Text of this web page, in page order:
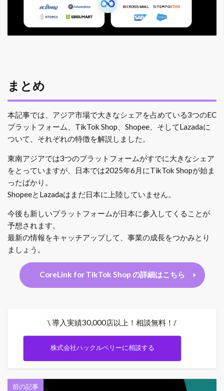
まとめ
本記事では、アジア市場で大きなシェアを占めている3つのEC
プラットフォーム、TikTok Shop、Shopee、そしてLazadaに
ついて、それぞれの特徴を解説しました。
東南アジアでは3つのプラットフォームがすでに大きなシェア
をとっていますが、日本では2025年6月にTikTok Shopが始ま
ったばかり。
ShopeeとLazadaはまだ日本に上陸していません。
今後も新しいプラットフォームが日本に参入してくることが
予想されます。
最新の情報をキャッチアップして、事業の成長をつかみとり
ましょう。
CoreLink for TikTok Shop の詳細はこちら
\ 導入実績30,000店以上！相談無料！/
株式会社ハックルベリーに相談する
前の記事